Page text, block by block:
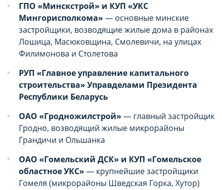
ГПО «Минскстрой» и КУП «УКС
Мингорисполкома» — основные минские
застройщики, возводящие жилые дома в районах
Лошица, Масюковщина, Смолевичи, на улицах
Филимонова и Столетова
РУП «Главное управление капитального
строительства» Управделами Президента
Республики Беларусь
ОАО «Гродножилстрой» — главный застройщик
Гродно, возводящий жилые микрорайоны
Грандичи и Ольшанка
ОАО «Гомельский ДСК» и КУП «Гомельское
областное УКС» — крупнейшие застройщики
Гомеля (микрорайоны Шведская Горка, Хутор)